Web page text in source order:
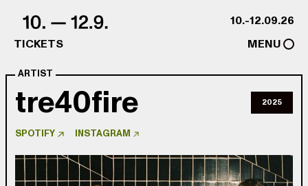
10.-12.09.26
TICKETS
MENU
ARTIST
tre40fire 2025
SPOTIFY INSTAGRAM